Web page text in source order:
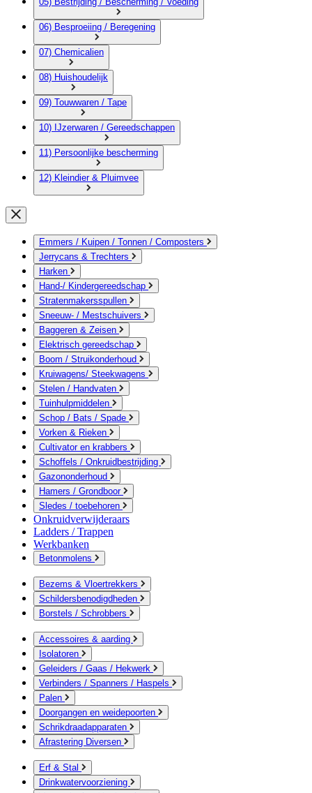
06) Besproeiing / Beregening
07) Chemicalien
08) Huishoudelijk
09) Touwwaren / Tape
10) IJzerwaren / Gereedschappen
11) Persoonlijke bescherming
12) Kleindier & Pluimvee
Emmers / Kuipen / Tonnen / Composters
Jerrycans & Trechters
Harken
Hand-/ Kindergereedschap
Stratenmakersspullen
Sneeuw- / Mestschuivers
Baggeren & Zeisen
Elektrisch gereedschap
Boom / Struikonderhoud
Kruiwagens/ Steekwagens
Stelen / Handvaten
Tuinhulpmiddelen
Schop / Bats / Spade
Vorken & Rieken
Cultivator en krabbers
Schoffels / Onkruidbestrijding
Gazononderhoud
Hamers / Grondboor
Sledes / toebehoren
Onkruidverwijderaars
Ladders / Trappen
Werkbanken
Betonmolens
Bezems & Vloertrekkers
Schildersbenodigdheden
Borstels / Schrobbers
Accessoires & aarding
Isolatoren
Geleiders / Gaas / Hekwerk
Verbinders / Spanners / Haspels
Palen
Doorgangen en weidepoorten
Schrikdraadapparaten
Afrastering Diversen
Erf & Stal
Drinkwatervoorziening